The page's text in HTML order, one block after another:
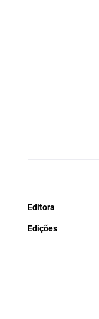
Editora
Edições